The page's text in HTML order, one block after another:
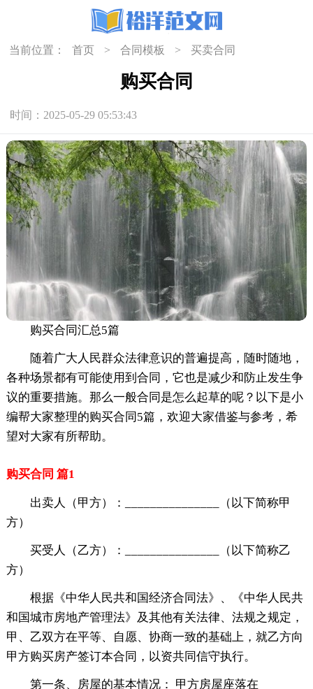
当前位置： 首页 > 合同模板 > 买卖合同
购买合同
时间：2025-05-29 05:53:43
购买合同汇总5篇
随着广大人民群众法律意识的普遍提高，随时随地，
各种场景都有可能使用到合同，它也是减少和防止发生争
议的重要措施。那么一般合同是怎么起草的呢？以下是小
编帮大家整理的购买合同5篇，欢迎大家借鉴与参考，希
望对大家有所帮助。
购买合同 篇1
出卖人（甲方）：_______________（以下简称甲
方）
买受人（乙方）：_______________（以下简称乙
方）
根据《中华人民共和国经济合同法》、《中华人民共
和国城市房地产管理法》及其他有关法律、法规之规定，
甲、乙双方在平等、自愿、协商一致的基础上，就乙方向
甲方购买房产签订本合同，以资共同信守执行。
第一条、房屋的基本情况： 甲方房屋座落在